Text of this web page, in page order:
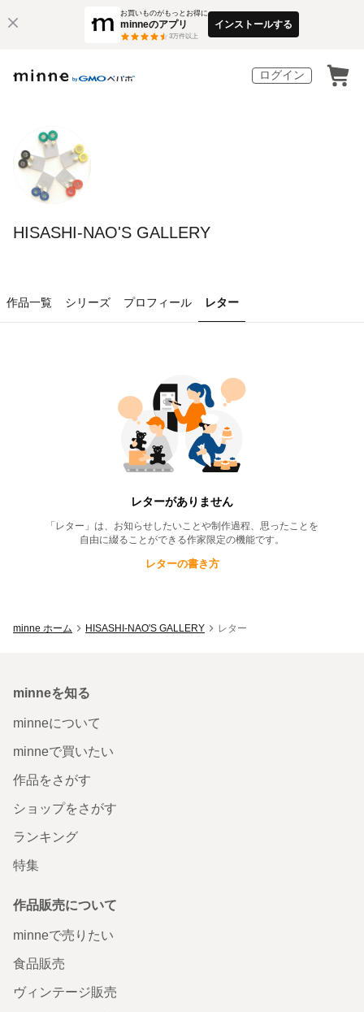
お買いものがもっとお得に
minneのアプリ
3万件以上
インストールする
ログイン
HISASHI-NAO'S GALLERY
作品一覧 シリーズ プロフィール レター
HISASHI-NAO'S GALLERY
レターがありません
「レター」は、お知らせしたいことや制作過程、思ったことを
自由に綴ることができる作家限定の機能です。
レターの書き方
minne ホーム HISASHI-NAO'S GALLERY レター
minneを知る
minneについて
minneで買いたい
作品をさがす
ショップをさがす
ランキング
特集
作品販売について
minneで売りたい
食品販売
ヴィンテージ販売